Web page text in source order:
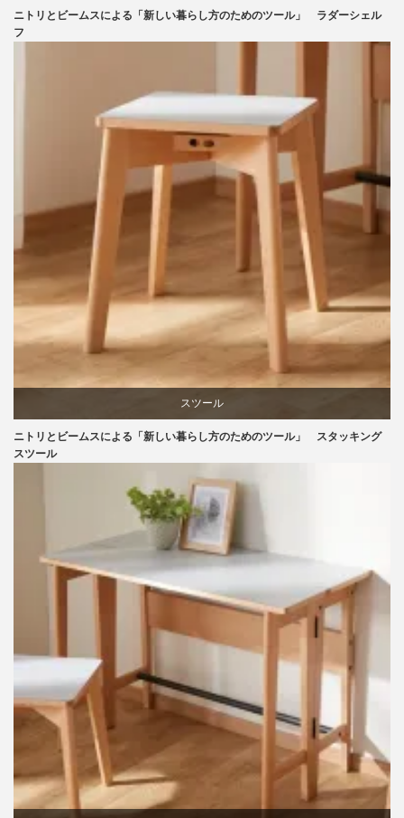
ライフスタイル
家具
ニトリとビームスによる「新しい暮らし方のためのツール」 ラダーシェル
フ
スツール
ビーチ
ブランディング
マーケティング
ライフスタイル
ニトリとビームスによる「新しい暮らし方のためのツール」 スタッキング
スツール